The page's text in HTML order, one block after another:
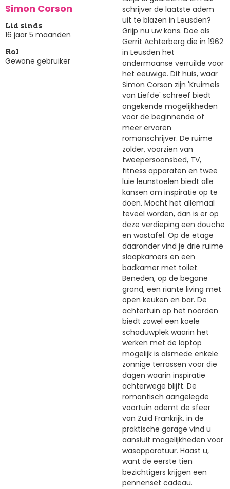
Simon Corson
Lid sinds
16 jaar 5 maanden
Rol
Gewone gebruiker
schrijver de laatste adem
uit te blazen in Leusden?
Grijp nu uw kans. Doe als
Gerrit Achterberg die in 1962
in Leusden het
ondermaanse verruilde voor
het eeuwige. Dit huis, waar
Simon Corson zijn 'Kruimels
van Liefde' schreef biedt
ongekende mogelijkheden
voor de beginnende of
meer ervaren
romanschrijver. De ruime
zolder, voorzien van
tweepersoonsbed, TV,
fitness apparaten en twee
luie leunstoelen biedt alle
kansen om inspiratie op te
doen. Mocht het allemaal
teveel worden, dan is er op
deze verdieping een douche
en wastafel. Op de etage
daaronder vind je drie ruime
slaapkamers en een
badkamer met toilet.
Beneden, op de begane
grond, een riante living met
open keuken en bar. De
achtertuin op het noorden
biedt zowel een koele
schaduwplek waarin het
werken met de laptop
mogelijk is alsmede enkele
zonnige terrassen voor die
dagen waarin inspiratie
achterwege blijft. De
romantisch aangelegde
voortuin ademt de sfeer
van Zuid Frankrijk. in de
praktische garage vind u
aansluit mogelijkheden voor
wasapparatuur. Haast u,
want de eerste tien
bezichtigers krijgen een
pennenset cadeau.